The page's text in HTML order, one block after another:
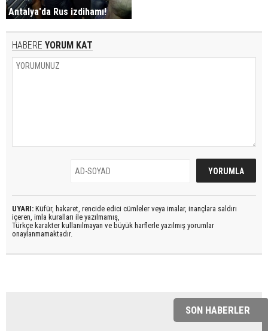
Antalya'da Rus izdihamı!
HABERE YORUM KAT
UYARI: Küfür, hakaret, rencide edici cümleler veya imalar, inançlara saldırı
içeren, imla kuralları ile yazılmamış,
Türkçe karakter kullanılmayan ve büyük harflerle yazılmış yorumlar
onaylanmamaktadır.
SON HABERLER